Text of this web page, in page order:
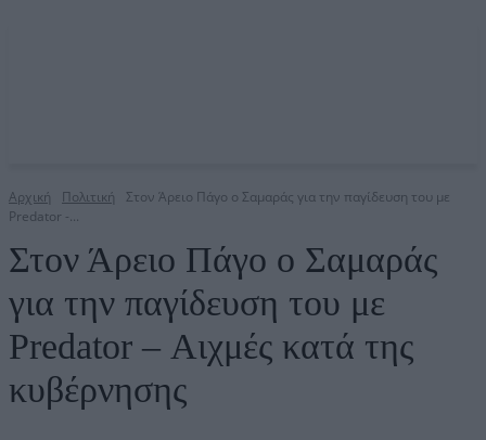
Αρχική Πολιτική
Στον Άρειο Πάγο ο Σαμαράς για την παγίδευση του με
Predator -...
Στον Άρειο Πάγο ο Σαμαράς
για την παγίδευση του με
Predator – Αιχμές κατά της
κυβέρνησης